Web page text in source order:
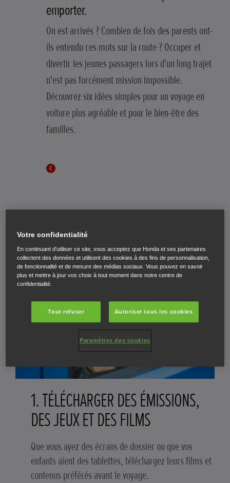
emporter.
On est arrivés ? Combien de fois des parents ont-
ils entendu ces mots sur la route ? Occuper et
divertir les jeunes passagers lors d'un long trajet
n'est pas forcément mission impossible.
Découvrez six idées simples pour un voyage en
voiture plus agréable et pour le bien-être des
familles.
1. TÉLÉCHARGER DES ÉMISSIONS,
DES JEUX ET DES FILMS
Que vous ayez des écrans de dossier ou que vos
enfants aient des tablettes, téléchargez leurs films et
contenus préférés avant le voyage.
Votre confidentialité
En continuant d'utiliser ce site, vous acceptez que Honda et ses partenaires
collectent des données et utilisent des cookies à des fins de personnalisation,
de fonctionnalité et de mesure des médias sociaux. Vous pouvez en savoir
plus et mettre à jour vos choix à tout moment dans notre centre de
confidentialité.
Tout refuser Autoriser tous les cookies
Paramètres des cookies